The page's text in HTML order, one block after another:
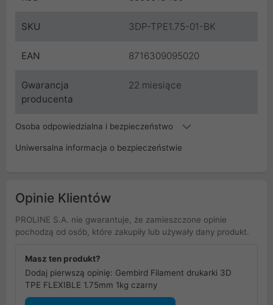
SKU 3DP-TPE1.75-01-BK
EAN 8716309095020
Gwarancja
producenta
22 miesiące
Osoba odpowiedzialna i bezpieczeństwo
Uniwersalna informacja o bezpieczeństwie
Opinie Klientów
PROLINE S.A. nie gwarantuje, że zamieszczone opinie
pochodzą od osób, które zakupiły lub używały dany produkt.
Masz ten produkt?
Dodaj pierwszą opinię: Gembird Filament drukarki 3D
TPE FLEXIBLE 1.75mm 1kg czarny